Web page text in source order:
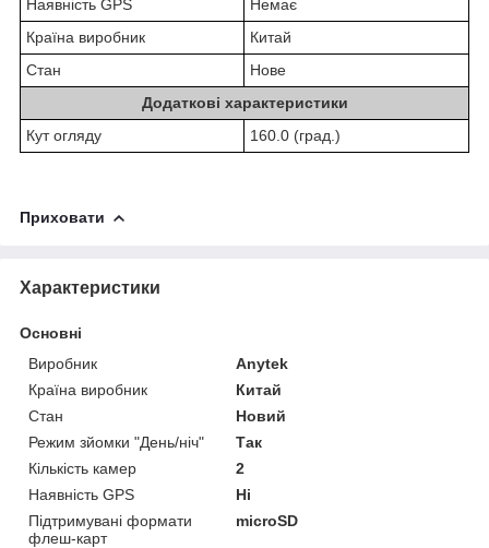
Наявність GPS
Немає
Країна виробник
Китай
Стан
Нове
Додаткові характеристики
Кут огляду
160.0 (град.)
Приховати
Характеристики
Основні
Виробник
Anytek
Країна виробник
Китай
Стан
Новий
Режим зйомки "День/ніч"
Так
Кількість камер
2
Наявність GPS
Ні
Підтримувані формати
флеш-карт
microSD